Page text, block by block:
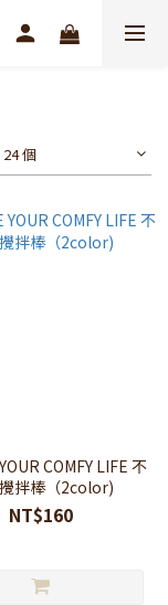
個
COMFY LIFE 不
拌棒（2color)
NT$160